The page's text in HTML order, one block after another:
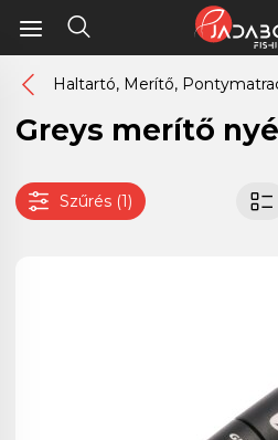
Haltartó, Merítő,
Greys merítő
Szűrés (1)